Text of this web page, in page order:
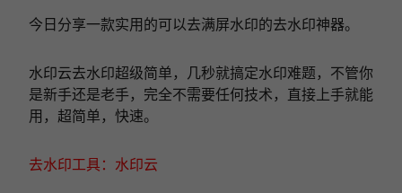
今日分享一款实用的可以去满屏水印的去水印神器。
水印云去水印超级简单，几秒就搞定水印难题，不管你
是新手还是老手，完全不需要任何技术，直接上手就能
用，超简单，快速。
去水印工具：水印云